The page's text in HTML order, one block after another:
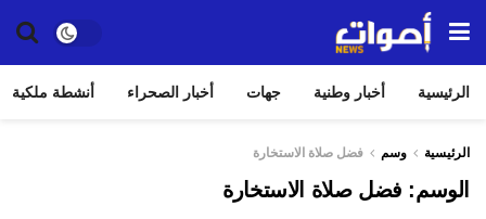
الرئيسية أخبار وطنية جهات أخبار الصحراء أنشطة ملكية
الرئيسية وسم فضل صلاة الاستخارة
الوسم: فضل صلاة الاستخارة